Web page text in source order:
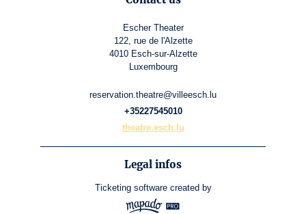
Escher Theater
122, rue de l'Alzette
4010 Esch-sur-Alzette
Luxembourg
reservation.theatre@villeesch.lu
+35227545010
theatre.esch.lu
Legal infos
Ticketing software created by